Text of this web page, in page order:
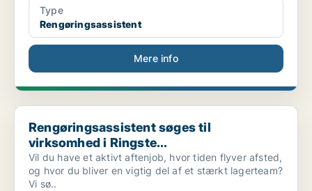
Type
Rengøringsassistent
Mere info
Rengøringsassistent søges til virksomhed i Ringste...
Rengøringsassistent søges til
virksomhed i Ringste...
Vil du have et aktivt aftenjob, hvor tiden flyver afsted,
og hvor du bliver en vigtig del af et stærkt lagerteam?
Vi sø..